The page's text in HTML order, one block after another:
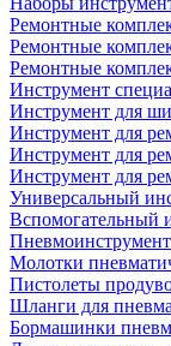
Ремонтные
Ремонтные
Ремонтные
Инструмент
Инструмент для
Инструмент для
Инструмент для
Инструмент для
Универсальный
Вспомогательный
Пневмоинструмент
Молотки
Пистолеты
Шланги для
Бормашинки